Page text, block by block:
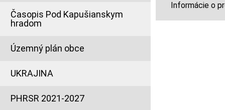
Časopis Pod Kapušianskym
hradom
Územný plán obce
UKRAJINA
PHRSR 2021-2027
Informácie o